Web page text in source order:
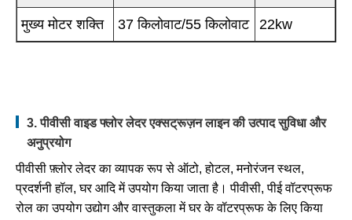
मुख्य मोटर शक्ति 37 किलोवाट/55 किलोवाट 22kw
3. पीवीसी वाइड फ्लोर लेदर एक्सट्रूज़न लाइन की उत्पाद सुविधा और
अनुप्रयोग
पीवीसी फ़्लोर लेदर का व्यापक रूप से ऑटो, होटल, मनोरंजन स्थल,
प्रदर्शनी हॉल, घर आदि में उपयोग किया जाता है। पीवीसी, पीई वॉटरप्रूफ
रोल का उपयोग उद्योग और वास्तुकला में घर के वॉटरप्रूफ के लिए किया